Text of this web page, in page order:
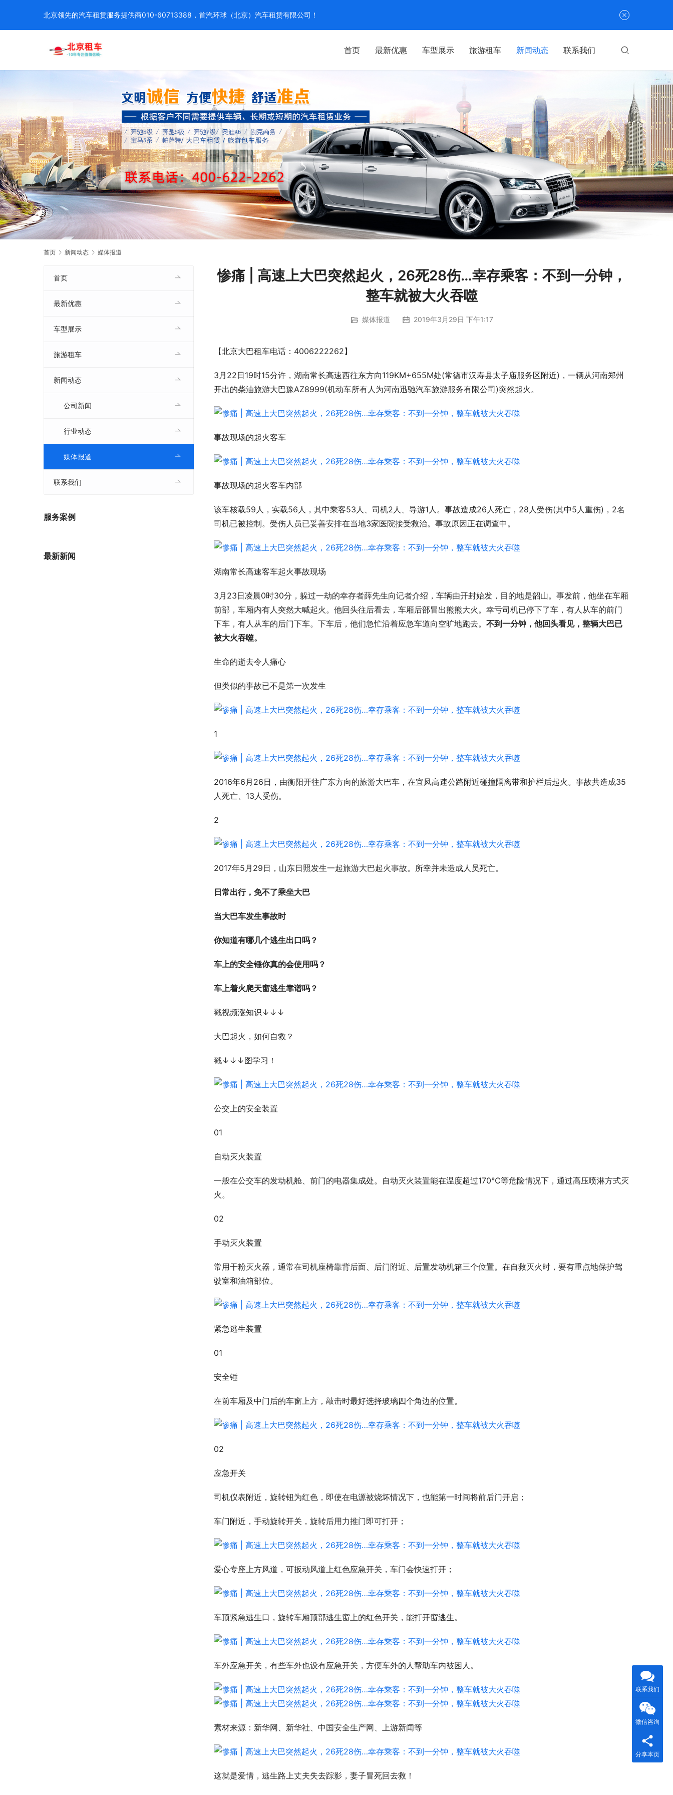
首页 最新优惠 车型展示 旅游租车 新闻动态 联系我们
首页 新闻动态 媒体报道
惨痛 | 高速上大巴突然起火，26死28伤…幸存乘客：不到一分钟，
整车就被大火吞噬
媒体报道 2019年3月29日 下午1:17
【北京大巴租车电话：4006222262】
3月22日19时15分许，湖南常长高速西往东方向119KM+655M处(常德市汉寿县太子庙服务区附近)，一辆从河南郑州
开出的柴油旅游大巴豫AZ8999(机动车所有人为河南迅驰汽车旅游服务有限公司)突然起火。
事故现场的起火客车
事故现场的起火客车内部
该车核载59人，实载56人，其中乘客53人、司机2人、导游1人。事故造成26人死亡，28人受伤(其中5人重伤)，2名
司机已被控制。受伤人员已妥善安排在当地3家医院接受救治。事故原因正在调查中。
湖南常长高速客车起火事故现场
3月23日凌晨0时30分，躲过一劫的幸存者薛先生向记者介绍，车辆由开封始发，目的地是韶山。事发前，他坐在车厢
前部，车厢内有人突然大喊起火。他回头往后看去，车厢后部冒出熊熊大火。幸亏司机已停下了车，有人从车的前门
下车，有人从车的后门下车。下车后，他们急忙沿着应急车道向空旷地跑去。 不到一分钟，他回头看见，整辆大巴已
被大火吞噬。
生命的逝去令人痛心
但类似的事故已不是第一次发生
1
2016年6月26日，由衡阳开往广东方向的旅游大巴车，在宜凤高速公路附近碰撞隔离带和护栏后起火。事故共造成35
人死亡、13人受伤。
2
2017年5月29日，山东日照发生一起旅游大巴起火事故。所幸并未造成人员死亡。
日常出行，免不了乘坐大巴
当大巴车发生事故时
你知道有哪几个逃生出口吗？
车上的安全锤你真的会使用吗？
车上着火爬天窗逃生靠谱吗？
戳视频涨知识↓↓↓
大巴起火，如何自救？
戳↓↓↓图学习！
公交上的安全装置
01
自动灭火装置
一般在公交车的发动机舱、前门的电器集成处。自动灭火装置能在温度超过170℃等危险情况下，通过高压喷淋方式灭
火。
02
手动灭火装置
常用干粉灭火器，通常在司机座椅靠背后面、后门附近、后置发动机箱三个位置。在自救灭火时，要有重点地保护驾
驶室和油箱部位。
紧急逃生装置
01
安全锤
在前车厢及中门后的车窗上方，敲击时最好选择玻璃四个角边的位置。
02
应急开关
司机仪表附近，旋转钮为红色，即使在电源被烧坏情况下，也能第一时间将前后门开启；
车门附近，手动旋转开关，旋转后用力推门即可打开；
爱心专座上方风道，可扳动风道上红色应急开关，车门会快速打开；
车顶紧急逃生口，旋转车厢顶部逃生窗上的红色开关，能打开窗逃生。
车外应急开关，有些车外也设有应急开关，方便车外的人帮助车内被困人。
素材来源：新华网、新华社、中国安全生产网、上游新闻等
这就是爱情，逃生路上丈夫失去踪影，妻子冒死回去救！
首页
最新优惠
车型展示
旅游租车
新闻动态
公司新闻
行业动态
媒体报道
联系我们
服务案例
最新新闻
联系我们
微信咨询
分享本页
北京领先的汽车租赁服务提供商010-60713388，首汽环球（北京）汽车租赁有限公司！